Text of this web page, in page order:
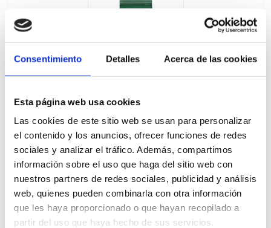
Consentimiento Detalles Acerca de las cookies
Esta página web usa cookies
Las cookies de este sitio web se usan para personalizar
el contenido y los anuncios, ofrecer funciones de redes
sociales y analizar el tráfico. Además, compartimos
información sobre el uso que haga del sitio web con
nuestros partners de redes sociales, publicidad y análisis
web, quienes pueden combinarla con otra información
que les haya proporcionado o que hayan recopilado a
partir del uso que haya hecho de sus servicios.
CousCous Knorr 4x610G
669453
Cajas